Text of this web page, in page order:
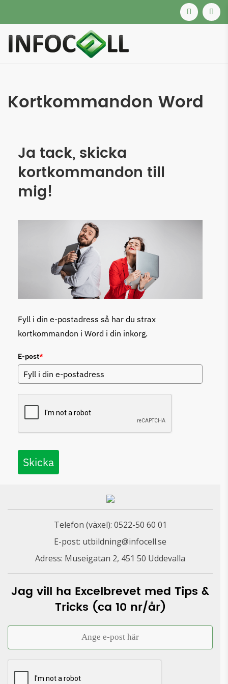
Kortkommandon Word
Ja tack, skicka
kortkommandon till
mig!
Fyll i din e-postadress så har du strax
kortkommandon i Word i din inkorg.
E-post*
Skicka
Telefon (växel): 0522-50 60 01
E-post: utbildning@infocell.se
Adress: Museigatan 2, 451 50 Uddevalla
Jag vill ha Excelbrevet med Tips &
Tricks (ca 10 nr/år)